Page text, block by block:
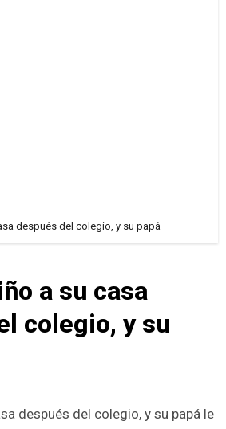
después del colegio, y su papá
a su casa
colegio, y su